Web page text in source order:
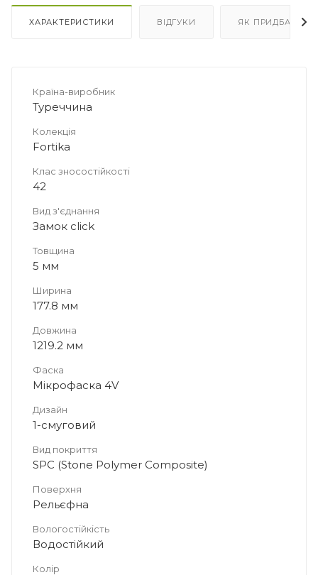
ХАРАКТЕРИСТИКИ ВІДГУКИ ЯК ПРИДБАТИ
Країна-виробник
Туреччина
Колекція
Fortika
Клас зносостійкості
42
Вид з'єднання
Замок click
Товщина
5 мм
Ширина
177.8 мм
Довжина
1219.2 мм
Фаска
Мікрофаска 4V
Дизайн
1-смуговий
Вид покриття
SPC (Stone Polymer Composite)
Поверхня
Рельєфна
Вологостійкість
Водостійкий
Колір